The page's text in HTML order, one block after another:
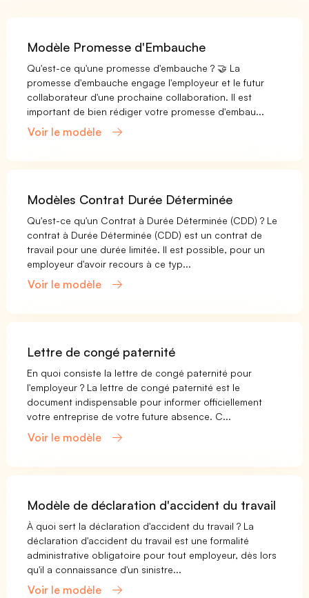
Modèle Promesse d'Embauche
Qu'est-ce qu'une promesse d'embauche ? 🤝 La
promesse d'embauche engage l'employeur et le futur
collaborateur d'une prochaine collaboration. Il est
important de bien rédiger votre promesse d'embau...
Voir le modèle
Modèles Contrat Durée Déterminée
Qu'est-ce qu'un Contrat à Durée Déterminée (CDD) ? Le
contrat à Durée Déterminée (CDD) est un contrat de
travail pour une durée limitée. Il est possible, pour un
employeur d'avoir recours à ce typ...
Voir le modèle
Lettre de congé paternité
En quoi consiste la lettre de congé paternité pour
l'employeur ? La lettre de congé paternité est le
document indispensable pour informer officiellement
votre entreprise de votre future absence. C...
Voir le modèle
Modèle de déclaration d'accident du travail
À quoi sert la déclaration d'accident du travail ? La
déclaration d'accident du travail est une formalité
administrative obligatoire pour tout employeur, dès lors
qu'il a connaissance d'un sinistre...
Voir le modèle